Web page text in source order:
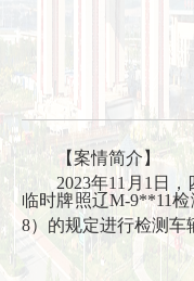
【案情简介】
2023年11月1日，
临时牌照辽M-9**11
8）的规定进行检测车